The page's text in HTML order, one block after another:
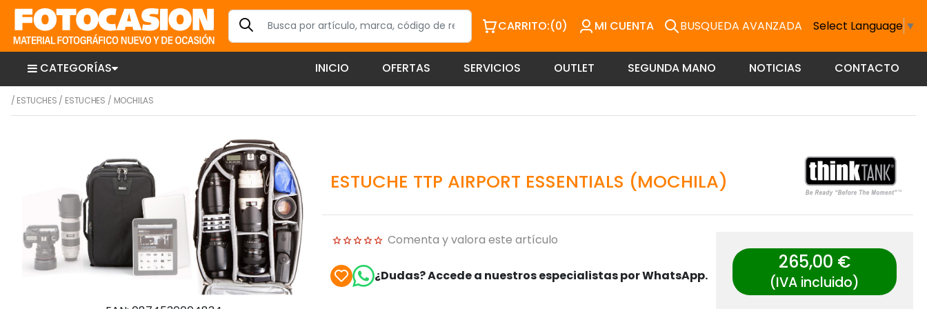
CARRITO:(0) MI CUENTA BUSQUEDA AVANZADA Select Language ▼
CATEGORÍAS INICIO OFERTAS SERVICIOS OUTLET SEGUNDA MANO NOTICIAS CONTACTO
/ ESTUCHES / ESTUCHES / MOCHILAS
ESTUCHE TTP AIRPORT ESSENTIALS (MOCHILA)
Comenta y valora este artículo
¿Dudas? Accede a nuestros especialistas por WhatsApp.
265,00 €
(IVA incluido)